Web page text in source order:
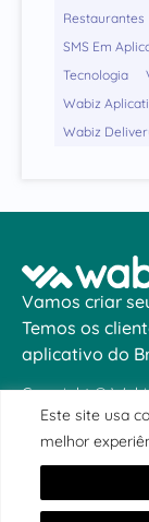
Este site usa
melhor
Restaurantes
SMS Em
Tecnologia
Wabiz
Wabiz
Vamos criar
Temos os
aplicativo do
Copyright ©
reservados.
LINKS E